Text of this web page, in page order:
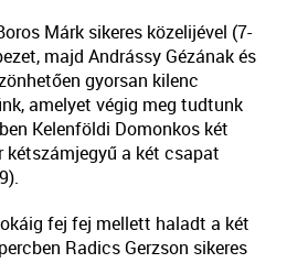
Márk sikeres közelijével (7-
majd Andrássy Gézának és
gyorsan kilenc
amelyet végig meg tudtunk
Kelenföldi Domonkos két
a két csapat
fej fej mellett haladt a két
Radics Gerzson sikeres